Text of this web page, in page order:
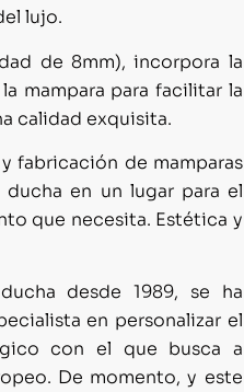
lujo.
de 8mm), incorpora la
mampara para facilitar la
calidad exquisita.
fabricación de mamparas
en un lugar para el
que necesita. Estética y
desde 1989, se ha
en personalizar el
con el que busca a
De momento, y este